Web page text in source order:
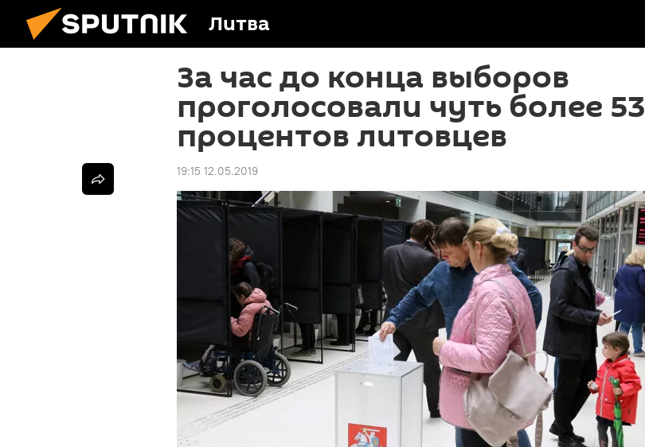
Литва
За час до конца выборов
проголосовали чуть более 53
процентов литовцев
19:15 12.05.2019